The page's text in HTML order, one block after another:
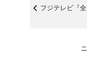
フジテレビ『全力！脱力タイムズ』